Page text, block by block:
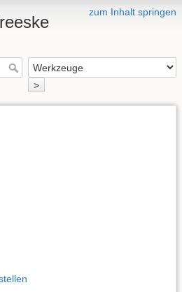
zum Inhalt springen
>